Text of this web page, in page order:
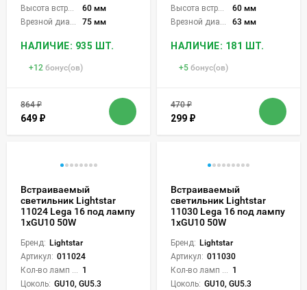
60 мм
75 мм
НАЛИЧИЕ: 935 ШТ.
+12 бонус(ов)
864₽
649 ₽
60 мм
63 мм
НАЛИЧИЕ: 181 ШТ.
+5 бонус(ов)
470₽
299 ₽
Встраиваемый
светильник Lightstar
11024 Lega 16 под лампу
1xGU10 50W
Бренд: Lightstar
Артикул: 011024
1
Цоколь: GU10, GU5.3
Встраиваемый
светильник Lightstar
11030 Lega 16 под лампу
1xGU10 50W
Бренд: Lightstar
Артикул: 011030
1
Цоколь: GU10, GU5.3